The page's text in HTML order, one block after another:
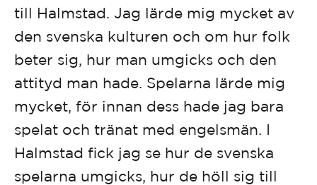
till Halmstad. Jag lärde mig mycket av
den svenska kulturen och om hur folk
beter sig, hur man umgicks och den
attityd man hade. Spelarna lärde mig
mycket, för innan dess hade jag bara
spelat och tränat med engelsmän. I
Halmstad fick jag se hur de svenska
spelarna umgicks, hur de höll sig till